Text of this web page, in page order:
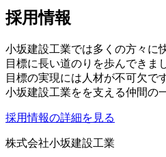
採用情報
小坂建設工業では多くの方々に
目標に長い道のりを歩んできま
目標の実現には人材が不可欠で
小坂建設工業をを支える仲間の
採用情報の詳細を見る
株式会社小坂建設工業